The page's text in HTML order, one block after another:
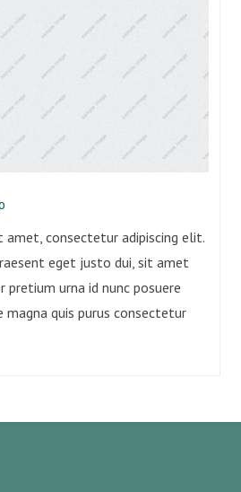
amet, consectetur adipiscing elit.
eget justo dui, sit amet
pretium urna id nunc posuere
magna quis purus consectetur